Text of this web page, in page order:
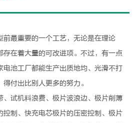
前最重要的一个工艺，无论是在理论
存在着大量的可改进项。不过，有一点
电池工厂都能生产出质地均、光滑不打
付出比别人更多的努力。
、试机料浪费、极片波浪边、极片削薄
控制、快充电芯极片的压密控制、极片